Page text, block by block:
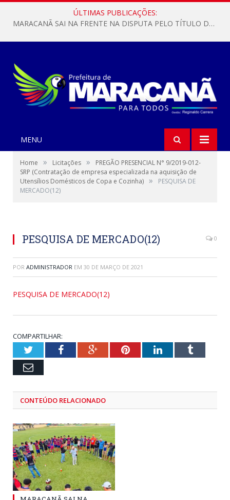
ÚLTIMAS PUBLICAÇÕES:
MARACANÃ SAI NA FRENTE NA DISPUTA PELO TÍTULO DA COPA PARÁ SUB-17!
MENU
Home » Licitações »
PREGÃO PRESENCIAL N° 9/2019-012-
SRP (Contratação de empresa especializada na aquisição de
Utensílios Domésticos de Copa e Cozinha) »
PESQUISA DE
MERCADO(12)
PESQUISA DE MERCADO(12) 0
POR ADMINISTRADOR EM 30 DE MARÇO DE 2021
PESQUISA DE MERCADO(12)
COMPARTILHAR:
TwitterFacebookGoogle+PinterestLinkedInTumblr
Email
CONTEÚDO RELACIONADO